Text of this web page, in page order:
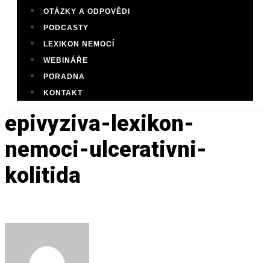
OTÁZKY A ODPOVĚDI
PODCASTY
LEXIKON NEMOCÍ
WEBINÁŘE
PORADNA
KONTAKT
epivyziva-lexikon-
nemoci-ulcerativni-
kolitida